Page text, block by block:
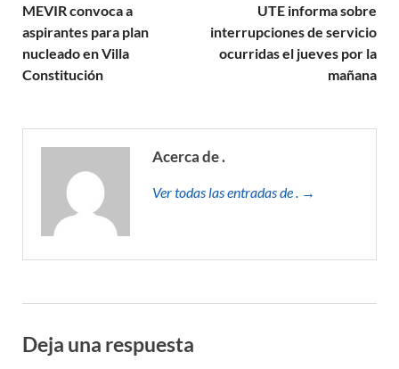
MEVIR convoca a
aspirantes para plan
nucleado en Villa
Constitución
UTE informa sobre
interrupciones de servicio
ocurridas el jueves por la
mañana
Acerca de .
Ver todas las entradas de . →
Deja una respuesta